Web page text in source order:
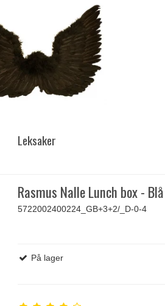
Leksaker
Rasmus Nalle Lunch box - Blå
5722002400224_GB+3+2/_D-0-4
På lager